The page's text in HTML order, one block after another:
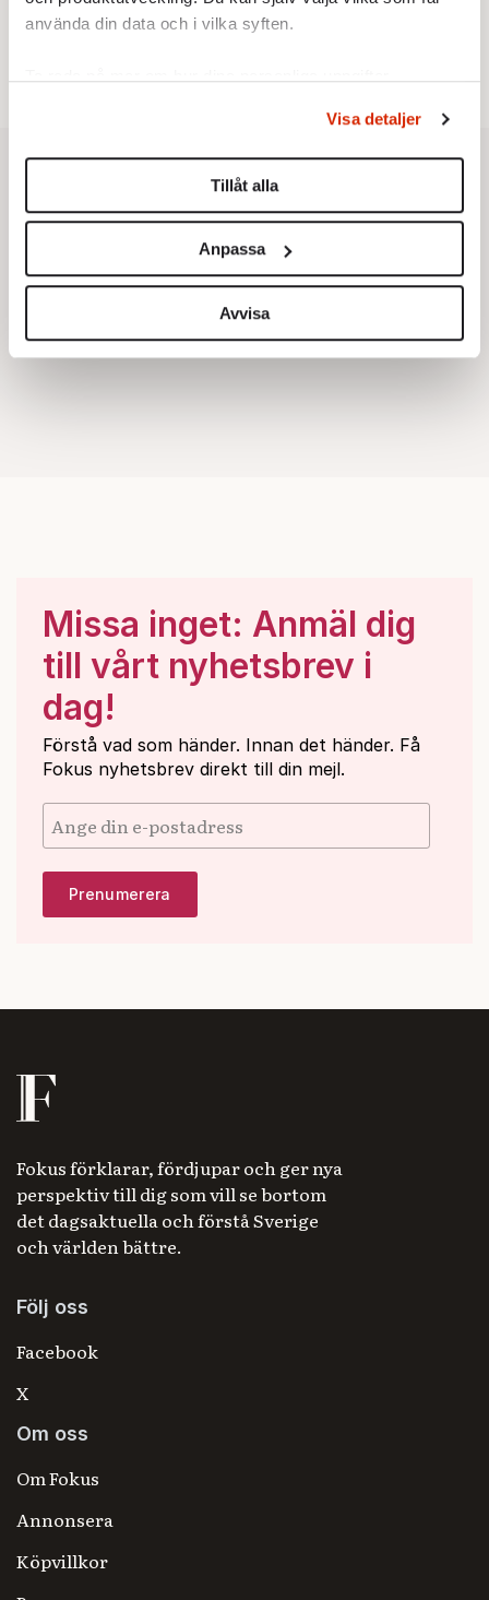
använda din data och i vilka syften.
Du kan ändra eller dra tillbaka ditt samtycke när som
helst från cookie-förklaringen.
Vi använder enhetsidentifierare för att anpassa innehållet
för sociala medier och analysera vår trafik. Vi
vidarebefordrar även sådana identifierare och annan
information från din enhet till de sociala medier och
annons- och analysföretag som vi samarbetar med.
Dessa kan i sin tur kombinera informationen med annan
Visa detaljer
Tillåt alla
Anpassa
Avvisa
STICKET
6.Bitte Assarmo:Sagan om den lågbegåvade
Missa inget: Anmäl dig
till vårt nyhetsbrev i
dag!
Förstå vad som händer. Innan det händer. Få
Fokus nyhetsbrev direkt till din mejl.
Fokus förklarar, fördjupar och ger nya
perspektiv till dig som vill se bortom
det dagsaktuella och förstå Sverige
och världen bättre.
Följ oss
Facebook
X
Om oss
Om Fokus
Annonsera
Köpvillkor